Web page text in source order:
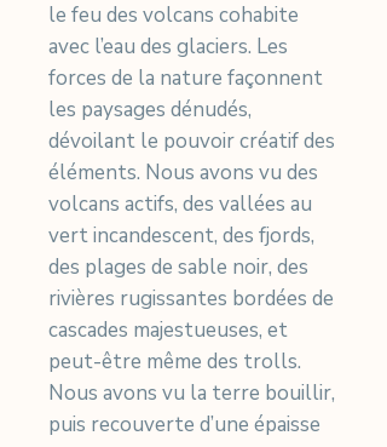
le feu des volcans cohabite
avec l’eau des glaciers. Les
forces de la nature façonnent
les paysages dénudés,
dévoilant le pouvoir créatif des
éléments. Nous avons vu des
volcans actifs, des vallées au
vert incandescent, des fjords,
des plages de sable noir, des
rivières rugissantes bordées de
cascades majestueuses, et
peut-être même des trolls.
Nous avons vu la terre bouillir,
puis recouverte d’une épaisse